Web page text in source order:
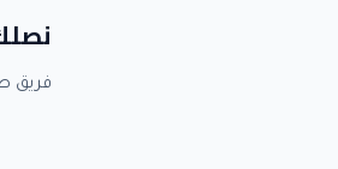
فريق